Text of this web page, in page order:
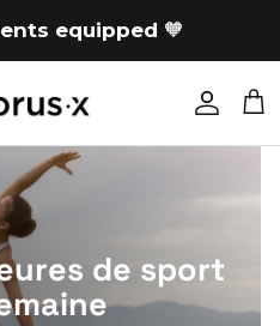
equipped 🧡
Account
de sport